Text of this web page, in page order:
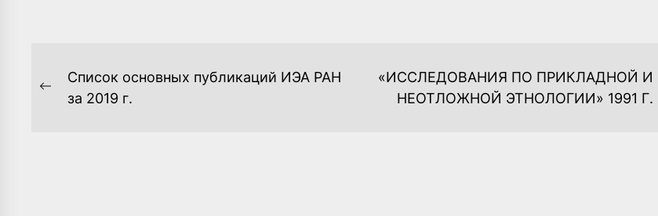
НАВИГАЦИЯ
Previous
Список основных публикаций ИЭА РАН
за 2019 г.
«ИССЛЕДОВАНИЯ ПО ПРИКЛАДНОЙ И
НЕОТЛОЖНОЙ ЭТНОЛОГИИ» 1991 Г.